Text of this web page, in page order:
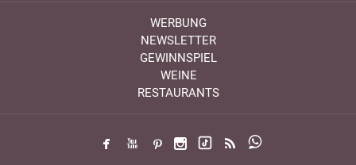
WERBUNG
NEWSLETTER
GEWINNSPIEL
WEINE
RESTAURANTS